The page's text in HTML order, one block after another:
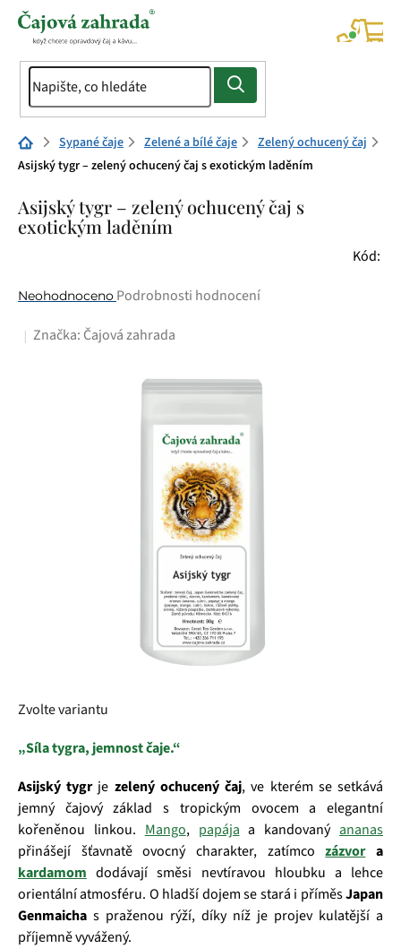
Přejít
Domů Sypané čaje Zelené a bílé čaje
Zelený ochucený čaj
Asijský tygr – zelený ochucený čaj s exotickým laděním
Asijský tygr – zelený ochucený čaj s
exotickým laděním
Kód:
Průměrné
produktu
Neohodnoceno Podrobnosti hodnocení
Značka: Čajová zahrada
Zvolte variantu
„Síla tygra, jemnost čaje.“
Asijský tygrje zelený ochucený čaj, ve kterém se setkává
jemný čajový základ s tropickým ovocem a elegantní
kořeněnou linkou. Mango, papája a kandovaný ananas
přinášejí šťavnatě ovocný charakter, zatímcozázvora
kardamom dodávají směsi nevtíravou hloubku a lehce
orientální atmosféru. O hladší dojem se stará i příměsJapan
Genmaicha s praženou rýží, díky níž je projev kulatější a
příjemně vyvážený.